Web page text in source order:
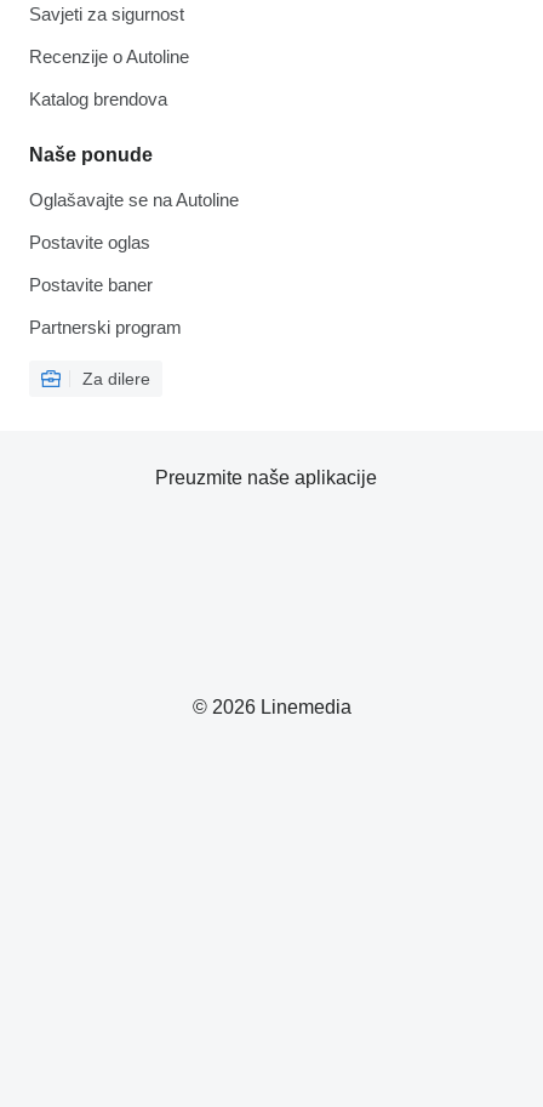
Savjeti za sigurnost
Recenzije o Autoline
Katalog brendova
Naše ponude
Oglašavajte se na Autoline
Postavite oglas
Postavite baner
Partnerski program
Za dilere
© 2026 Linemedia
Preuzmite naše aplikacije